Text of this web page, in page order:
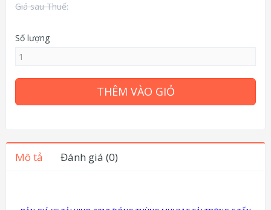
Giá sau Thuế:
Số lượng
THÊM VÀO GIỎ
Mô tả Đánh giá (0)